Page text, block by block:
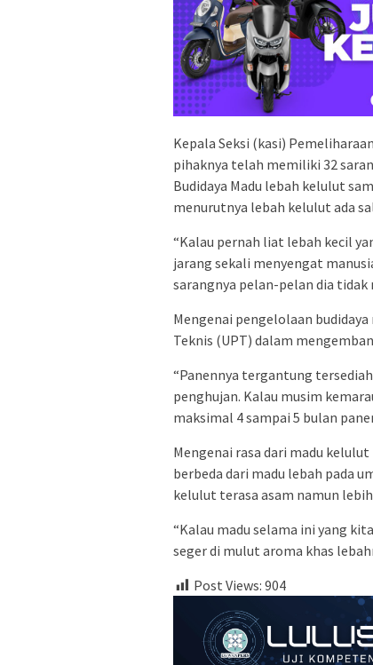
Kepala Seksi (kasi)
pihaknya telah memiliki 32
Budidaya Madu lebah kelulut
menurutnya lebah kelulut ada
“Kalau pernah liat lebah kecil
jarang sekali menyengat
sarangnya pelan-pelan dia tidak
Mengenai pengelolaan
Teknis (UPT) dalam
“Panennya tergantung
penghujan. Kalau musim
maksimal 4 sampai 5 bulan
Mengenai rasa dari madu
berbeda dari madu lebah pada
kelulut terasa asam namun
“Kalau madu selama ini yang
seger di mulut aroma khas
Post Views: 904